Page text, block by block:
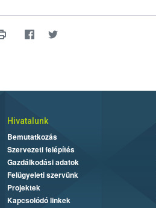
Hivatalunk
Bemutatkozás
Szervezeti felépítés
Gazdálkodási adatok
Felügyeleti szervünk
Projektek
Kapcsolódó linkek